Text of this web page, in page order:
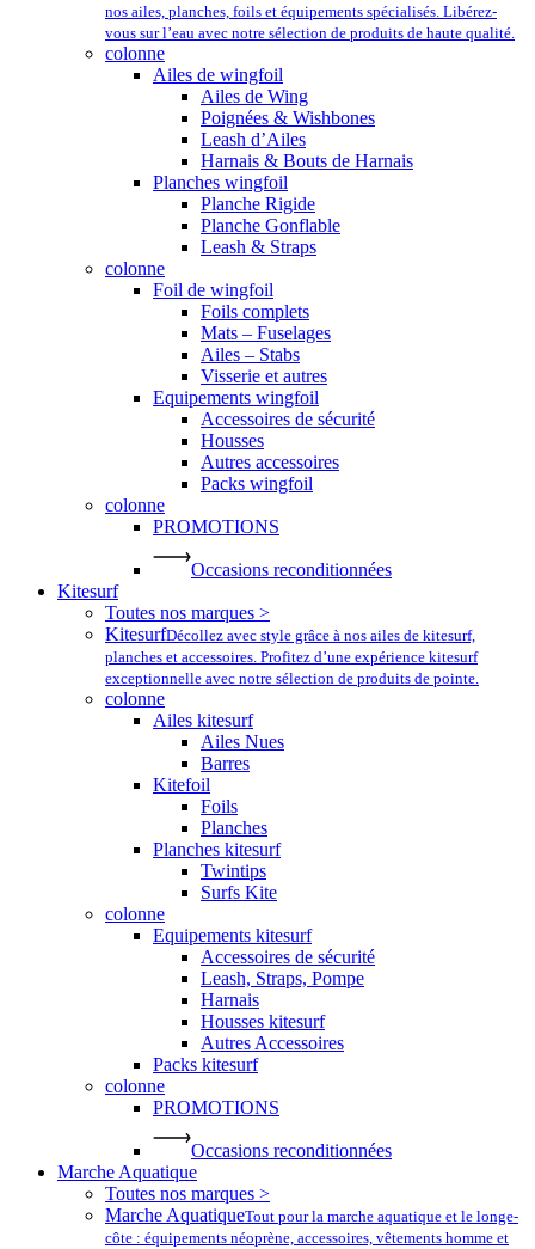
nos ailes, planches, foils et équipements spécialisés. Libérez-
vous sur l’eau avec notre sélection de produits de haute qualité.
colonne
Ailes de wingfoil
Ailes de Wing
Poignées & Wishbones
Leash d’Ailes
Harnais & Bouts de Harnais
Planches wingfoil
Planche Rigide
Planche Gonflable
Leash & Straps
colonne
Foil de wingfoil
Foils complets
Mats – Fuselages
Ailes – Stabs
Visserie et autres
Equipements wingfoil
Accessoires de sécurité
Housses
Autres accessoires
Packs wingfoil
colonne
PROMOTIONS
Occasions reconditionnées
Kitesurf
Toutes nos marques >
KitesurfDécollez avec style grâce à nos ailes de kitesurf,
planches et accessoires. Profitez d’une expérience kitesurf
exceptionnelle avec notre sélection de produits de pointe.
colonne
Ailes kitesurf
Ailes Nues
Barres
Kitefoil
Foils
Planches
Planches kitesurf
Twintips
Surfs Kite
colonne
Equipements kitesurf
Accessoires de sécurité
Leash, Straps, Pompe
Harnais
Housses kitesurf
Autres Accessoires
Packs kitesurf
colonne
PROMOTIONS
Occasions reconditionnées
Marche Aquatique
Toutes nos marques >
Marche AquatiqueTout pour la marche aquatique et le longe-
côte : équipements néoprène, accessoires, vêtements homme et